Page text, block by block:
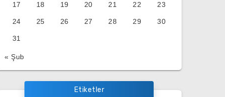
17 18 19 20 21 22 23
24 25 26 27 28 29 30
31
« Şub
Etiketler